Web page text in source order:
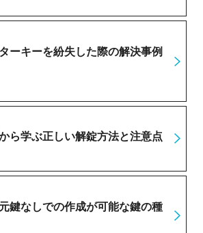
ーキーを紛失した際の解決事例
ら学ぶ正しい解錠方法と注意点
鍵なしでの作成が可能な鍵の種